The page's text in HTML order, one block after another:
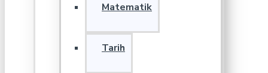
Matematik
Tarih